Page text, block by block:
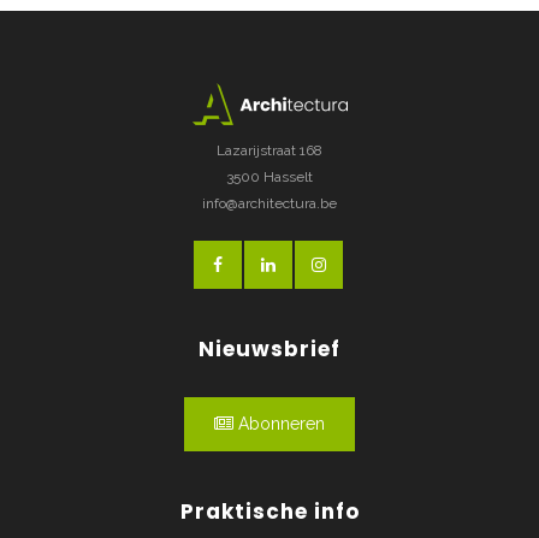
Lazarijstraat 168
3500 Hasselt
info@architectura.be
Nieuwsbrief
Abonneren
Praktische info